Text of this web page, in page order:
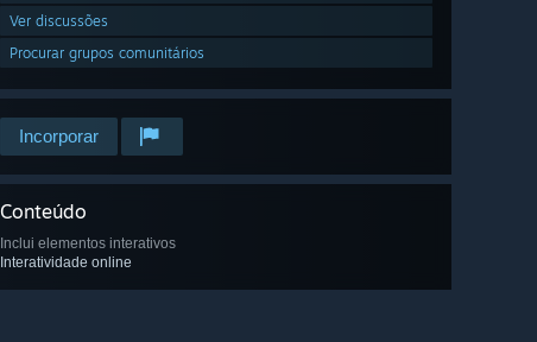
Ver discussões
Procurar grupos comunitários
Incorporar
Conteúdo
Inclui elementos interativos
Interatividade online